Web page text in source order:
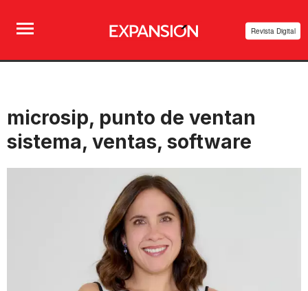
Revista Digital
microsip, punto de ventan
sistema, ventas, software